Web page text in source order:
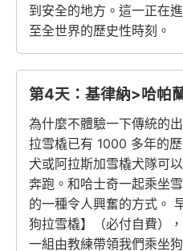
到安全的地方。這一正在
至全世界的歷史性時刻。
第4天：基律納>哈帕
為什麼不體驗一下傳統的
拉雪橇已有 1000 多年的
犬或阿拉斯加雪橇犬隊可
奔跑。和哈士奇一起乘坐
的一種令人興奮的方式。
狗拉雪橇】（必付自費）
一組由教練帶領我們乘坐